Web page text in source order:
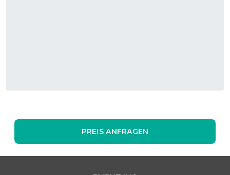
PREIS ANFRAGEN